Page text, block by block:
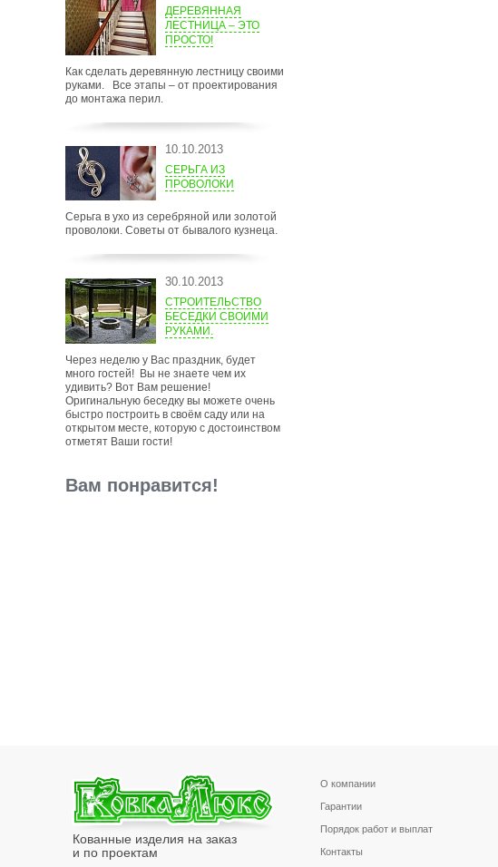
ДЕРЕВЯННАЯ
ЛЕСТНИЦА – ЭТО
ПРОСТО!
Как сделать деревянную лестницу своими
руками. Все этапы – от проектирования
до монтажа перил.
10.10.2013
СЕРЬГА ИЗ
ПРОВОЛОКИ
Серьга в ухо из серебряной или золотой
проволоки. Советы от бывалого кузнеца.
30.10.2013
СТРОИТЕЛЬСТВО
БЕСЕДКИ СВОИМИ
РУКАМИ.
Через неделю у Вас праздник, будет
много гостей! Вы не знаете чем их
удивить? Вот Вам решение!
Оригинальную беседку вы можете очень
быстро построить в своём саду или на
открытом месте, которую с достоинством
отметят Ваши гости!
Вам понравится!
Кованные изделия на заказ
и по проектам
О компании
Гарантии
Порядок работ и выплат
Контакты